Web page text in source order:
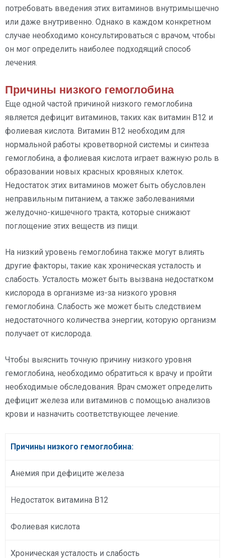
потребовать введения этих витаминов внутримышечно
или даже внутривенно. Однако в каждом конкретном
случае необходимо консультироваться с врачом, чтобы
он мог определить наиболее подходящий способ
лечения.
Причины низкого гемоглобина
Еще одной частой причиной низкого гемоглобина
является дефицит витаминов, таких как витамин В12 и
фолиевая кислота. Витамин В12 необходим для
нормальной работы кроветворной системы и синтеза
гемоглобина, а фолиевая кислота играет важную роль в
образовании новых красных кровяных клеток.
Недостаток этих витаминов может быть обусловлен
неправильным питанием, а также заболеваниями
желудочно-кишечного тракта, которые снижают
поглощение этих веществ из пищи.
На низкий уровень гемоглобина также могут влиять
другие факторы, такие как хроническая усталость и
слабость. Усталость может быть вызвана недостатком
кислорода в организме из-за низкого уровня
гемоглобина. Слабость же может быть следствием
недостаточного количества энергии, которую организм
получает от кислорода.
Чтобы выяснить точную причину низкого уровня
гемоглобина, необходимо обратиться к врачу и пройти
необходимые обследования. Врач сможет определить
дефицит железа или витаминов с помощью анализов
крови и назначить соответствующее лечение.
Причины низкого гемоглобина:
Анемия при дефиците железа
Недостаток витамина В12
Фолиевая кислота
Хроническая усталость и слабость